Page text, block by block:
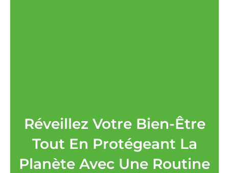
Réveillez Votre Bien-Être
Tout En Protégeant La
Planète Avec Une Routine